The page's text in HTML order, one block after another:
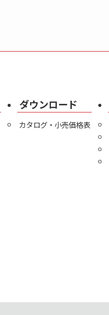
ダウンロード
カタログ・小売価格表